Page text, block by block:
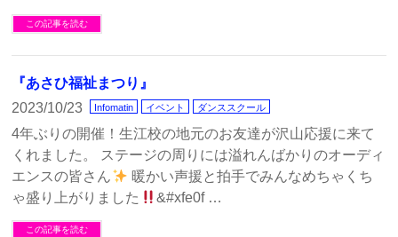
この記事を読む
『あさひ福祉まつり』
2023/10/23
Infomatin イベント ダンススクール
4年ぶりの開催！生江校の地元のお友達が沢山応援に来て
くれました。 ステージの周りには溢れんばかりのオーディ
エンスの皆さん
暖かい声援と拍手でみんなめちゃくち
ゃ盛り上がりました
&#xfe0f …
この記事を読む